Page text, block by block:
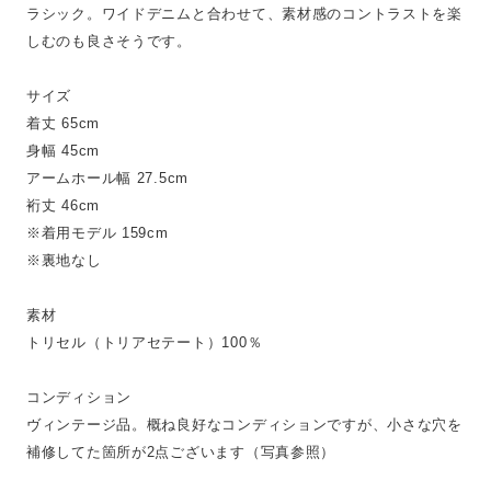
ラシック。ワイドデニムと合わせて、素材感のコントラストを楽
しむのも良さそうです。
サイズ
着丈 65cm
身幅 45cm
アームホール幅 27.5cm
裄丈 46cm
※着用モデル 159cm
※裏地なし
素材
トリセル（トリアセテート）100％
コンディション
ヴィンテージ品。概ね良好なコンディションですが、小さな穴を
補修してた箇所が2点ございます（写真参照）